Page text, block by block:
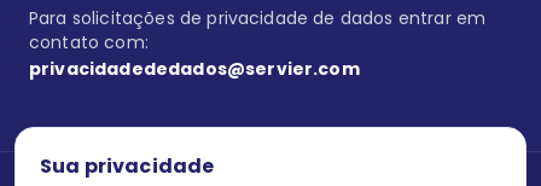
Sua privacidade
Para solicitações de privacidade de dados entrar em
contato com:
privacidadededados@servier.com